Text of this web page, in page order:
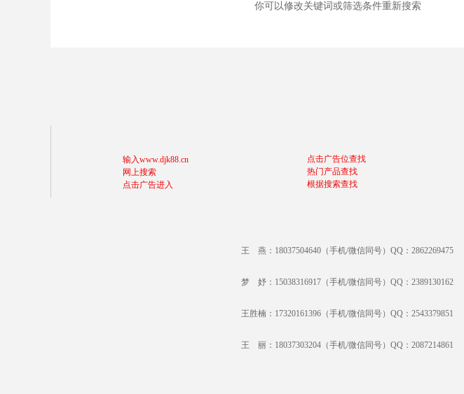
你可以修改关键词或筛选条件重新搜索
输入www.djk88.cn
网上搜索
点击广告进入
点击广告位查找
热门产品查找
根据搜索查找
王 燕：18037504640（手机/微信同号）QQ：2862269475
梦 妤：15038316917（手机/微信同号）QQ：2389130162
王胜楠：17320161396（手机/微信同号）QQ：2543379851
王 丽：18037303204（手机/微信同号）QQ：2087214861